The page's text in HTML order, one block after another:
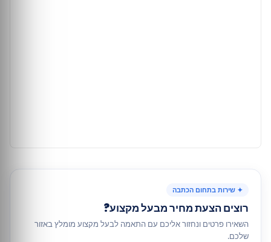
✦ שירות בתחום הכתבה
רוצים הצעת מחיר מבעל מקצוע?
השאירו פרטים ונחזור אליכם עם התאמה לבעל מקצוע מומלץ באזור
שלכם.